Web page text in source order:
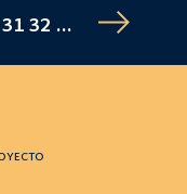
3132 ...